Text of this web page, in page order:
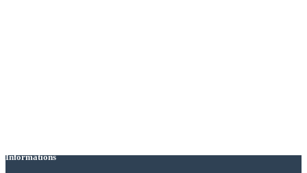
Informations